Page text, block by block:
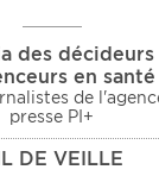
des décideurs
en santé
de
presse PI+
DE VEILLE
Zone